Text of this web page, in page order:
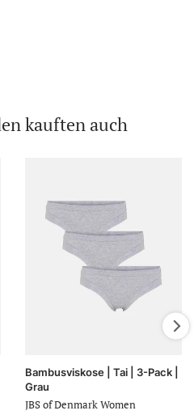
kauften auch
Bambusviskose | Tai | 3-Pack |
Grau
JBS of Denmark Women